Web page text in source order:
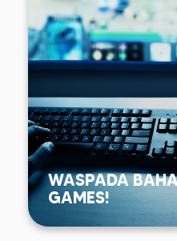
WASPADA
GAMES!